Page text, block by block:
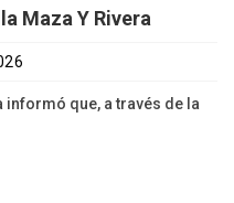
Maza Y Rivera
que, a través de la